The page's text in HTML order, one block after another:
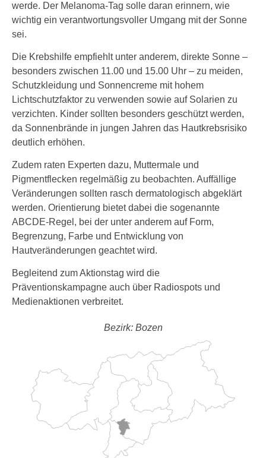
werde. Der Melanoma-Tag solle daran erinnern, wie
wichtig ein verantwortungsvoller Umgang mit der Sonne
sei.
Die Krebshilfe empfiehlt unter anderem, direkte Sonne –
besonders zwischen 11.00 und 15.00 Uhr – zu meiden,
Schutzkleidung und Sonnencreme mit hohem
Lichtschutzfaktor zu verwenden sowie auf Solarien zu
verzichten. Kinder sollten besonders geschützt werden,
da Sonnenbrände in jungen Jahren das Hautkrebsrisiko
deutlich erhöhen.
Zudem raten Experten dazu, Muttermale und
Pigmentflecken regelmäßig zu beobachten. Auffällige
Veränderungen sollten rasch dermatologisch abgeklärt
werden. Orientierung bietet dabei die sogenannte
ABCDE-Regel, bei der unter anderem auf Form,
Begrenzung, Farbe und Entwicklung von
Hautveränderungen geachtet wird.
Begleitend zum Aktionstag wird die
Präventionskampagne auch über Radiospots und
Medienaktionen verbreitet.
Bezirk: Bozen